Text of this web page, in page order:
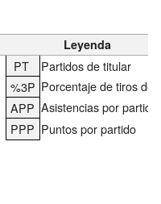
Leyenda
PT
Partidos de titular
%3P Porcentaje de tiros de
APP Asistencias por partido
PPP Puntos por partido